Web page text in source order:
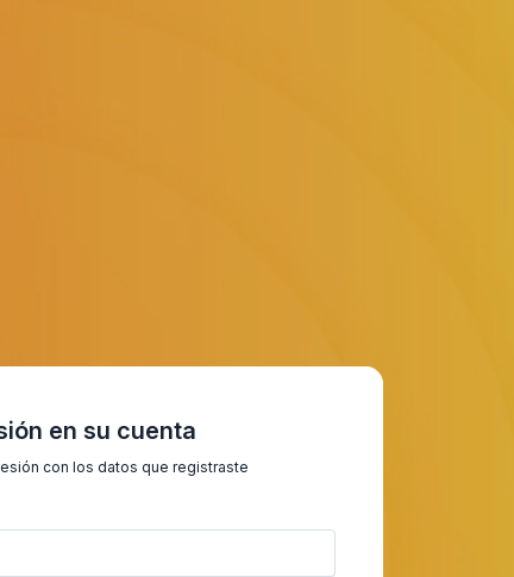
en su cuenta
con los datos que registraste